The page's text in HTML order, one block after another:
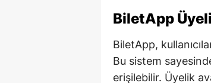
BiletApp
BiletApp,
Bu sistem
erişilebilir. Üyelik